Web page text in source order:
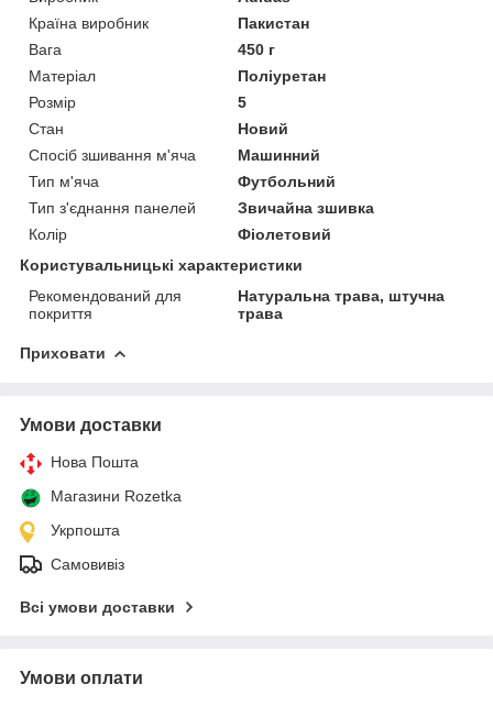
Країна виробник
Пакистан
Вага
450 г
Матеріал
Поліуретан
Розмір
5
Стан
Новий
Спосіб зшивання м'яча
Машинний
Тип м'яча
Футбольний
Тип з'єднання панелей
Звичайна зшивка
Колір
Фіолетовий
Користувальницькі характеристики
Рекомендований для
покриття
Натуральна трава, штучна
трава
Приховати
Умови доставки
Нова Пошта
Магазини Rozetka
Укрпошта
Самовивіз
Всі умови доставки
Умови оплати